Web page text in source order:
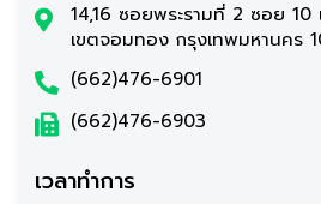
14,16 ซอยพระรามที่ 2 ซอย
เขตจอมทอง กรุงเทพมหานคร
(662)476-6901
(662)476-6903
เวลาทำการ